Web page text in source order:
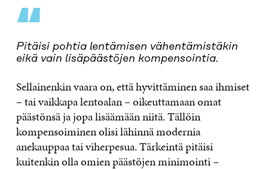
“
Pitäisi pohtia lentämisen vähentämistäkin
eikä vain lisäpäästöjen kompensointia.
Sellainenkin vaara on, että hyvittäminen saa ihmiset
– tai vaikkapa lentoalan – oikeuttamaan omat
päästönsä ja jopa lisäämään niitä. Tällöin
kompensoiminen olisi lähinnä modernia
anekauppaa tai viherpesua. Tärkeintä pitäisi
kuitenkin olla omien päästöjen minimointi –